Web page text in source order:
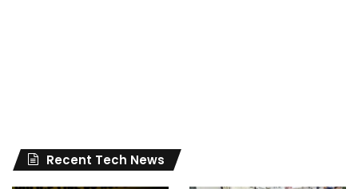
Recent Tech News